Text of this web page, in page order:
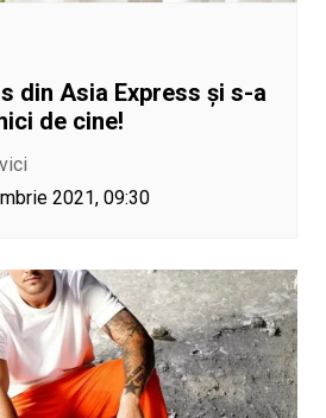
din Asia Express și s-a
de cine!
2021, 09:30